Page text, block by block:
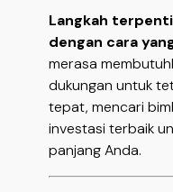
Langkah
dengan cara
merasa
dukungan untuk
tepat, mencari
investasi terbaik
panjang Anda.